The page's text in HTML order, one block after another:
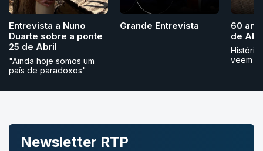
Entrevista a Nuno
Duarte sobre a ponte
25 de Abril
"Ainda hoje somos um
país de paradoxos"
Grande Entrevista
60
de
veem
Newsletter RTP